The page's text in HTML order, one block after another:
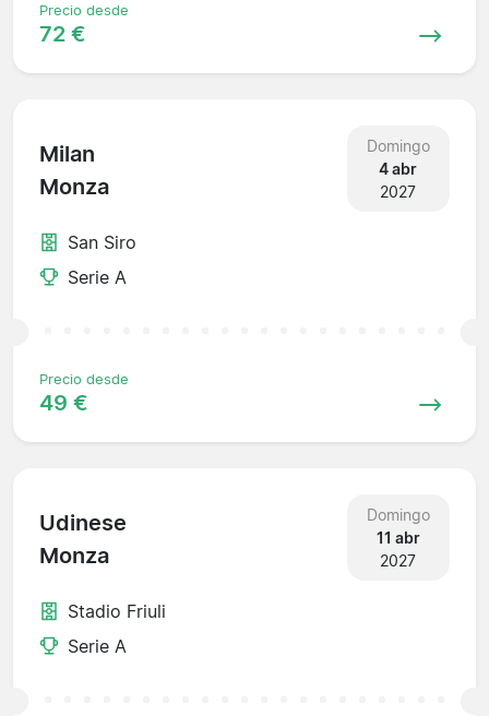
Precio desde
72 €
Milan
Monza
Domingo
4 abr
2027
San Siro
Serie A
Precio desde
49 €
Udinese
Monza
Domingo
11 abr
2027
Stadio Friuli
Serie A